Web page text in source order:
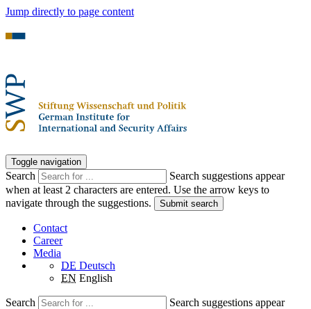
Jump directly to page content
Toggle navigation
Search
Search suggestions appear
when at least 2 characters are entered. Use the arrow keys to
navigate through the suggestions.
Submit search
Contact
Career
Media
DE Deutsch
EN English
Search
Search suggestions appear